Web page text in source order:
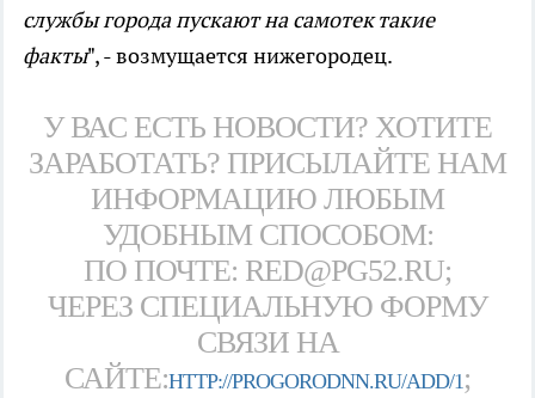
службы города пускают на самотек такие
факты", - возмущается нижегородец.
У ВАС ЕСТЬ НОВОСТИ? ХОТИТЕ
ЗАРАБОТАТЬ? ПРИСЫЛАЙТЕ НАМ
ИНФОРМАЦИЮ ЛЮБЫМ
УДОБНЫМ СПОСОБОМ:
ПО ПОЧТЕ: RED@PG52.RU;
ЧЕРЕЗ СПЕЦИАЛЬНУЮ ФОРМУ
СВЯЗИ НА
САЙТЕ:HTTP://PROGORODNN.RU/ADD/1;